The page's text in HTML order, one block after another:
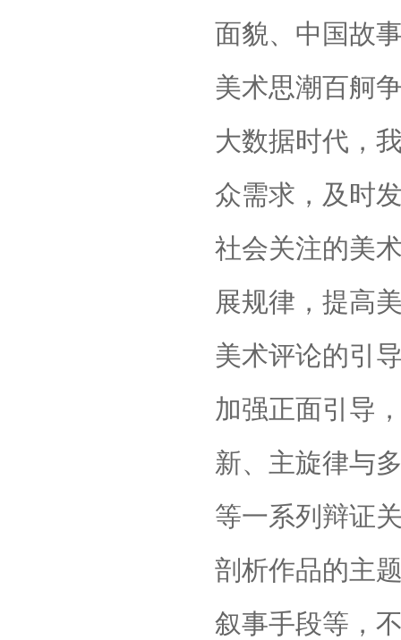
面貌、中国故
美术思潮百舸
大数据时代，
众需求，及时
社会关注的美
展规律，提高
美术评论的引
加强正面引导
新、主旋律与
等一系列辩证
剖析作品的主
叙事手段等，